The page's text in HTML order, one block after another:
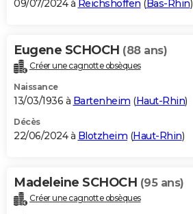
09/07/2024 à Reichshoffen (Bas-Rhin)
Eugene SCHOCH (88 ans)
Créer une cagnotte obsèques
Naissance
13/03/1936 à Bartenheim (Haut-Rhin)
Décès
22/06/2024 à Blotzheim (Haut-Rhin)
Madeleine SCHOCH (95 ans)
Créer une cagnotte obsèques